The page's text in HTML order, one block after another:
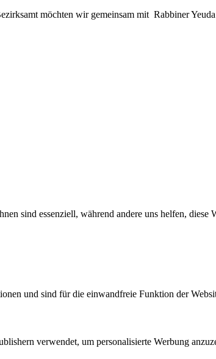
möchten wir gemeinsam mit Rabbiner
sind essenziell, während andere uns helfen,
und sind für die einwandfreie Funktion der
verwendet, um personalisierte Werbung